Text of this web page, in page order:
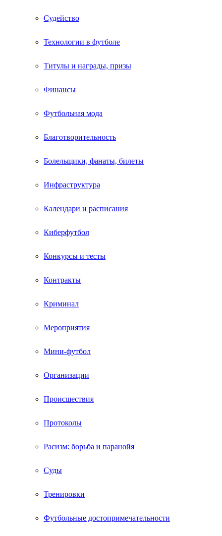
Судейство
Технологии в футболе
Титулы и награды, призы
Финансы
Футбольная мода
Благотворительность
Болельщики, фанаты, билеты
Инфраструктура
Календари и расписания
Киберфутбол
Конкурсы и тесты
Контракты
Криминал
Мероприятия
Мини-футбол
Организации
Происшествия
Протоколы
Расизм: борьба и паранойя
Суды
Тренировки
Футбольные достопримечательности